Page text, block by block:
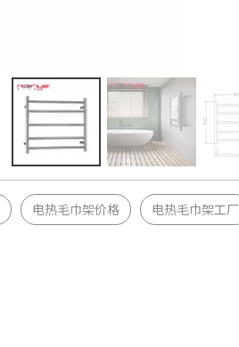
电热毛巾架价格 电热毛巾架工厂